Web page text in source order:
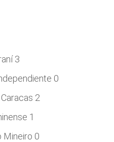
3
0
2
1
Mineiro 0